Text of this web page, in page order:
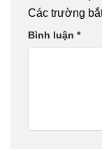
Các trường
Bình luận *